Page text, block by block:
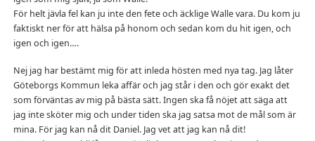
För helt jävla fel kan ju inte den fete och äcklige Walle vara. Du kom ju
faktiskt ner för att hälsa på honom och sedan kom du hit igen, och
igen och igen….
Nej jag har bestämt mig för att inleda hösten med nya tag. Jag låter
Göteborgs Kommun leka affär och jag står i den och gör exakt det
som förväntas av mig på bästa sätt. Ingen ska få nöjet att säga att
jag inte sköter mig och under tiden ska jag satsa mot de mål som är
mina. För jag kan nå dit Daniel. Jag vet att jag kan nå dit!